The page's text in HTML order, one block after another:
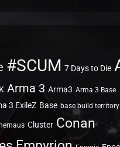
#SCUM 7 Days to Die
Arma 3 Arma3 Arma 3 Base
3 ExileZ Base base build territory
Cluster Conan